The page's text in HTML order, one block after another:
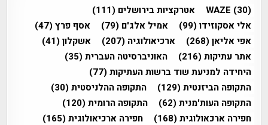
WAZE (30) אטרקציות בירושלים (111)
אלי אסקוזידו(99) אמיל אלג'ם (79) אסף פרץ(47)
אפי אליאן(268) ארכיאולוגיה (207) אשקלון(41)
אתר עתיקות(216) האוניברסיטה העברית(35)
היחידה למניעת שוד ברשות העתיקות(77)
התקופה הביזנטית(129) התקופה ההלניסטית(30)
התקופה העות'מנית(62) התקופה הרומית(120)
חפירה ארכאולוגית(168) חפירה ארכיאולוגית(165)